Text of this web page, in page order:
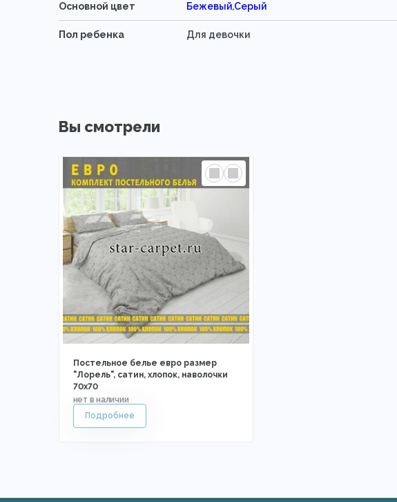
Основной цвет Бежевый,Серый
Пол ребенка Для девочки
Вы смотрели
Постельное белье евро размер
"Лорель", сатин, хлопок, наволочки
70х70